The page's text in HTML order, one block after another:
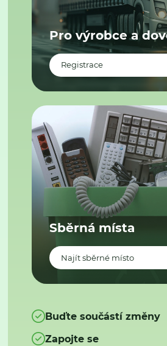
Pro výrobce a
Registrace
Sběrná místa
Najít sběrné místo
Buďte součástí změny
Zapojte se